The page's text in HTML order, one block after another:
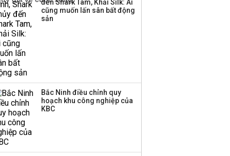
Thị trường thường
đến Shark Tam, Khải Silk: Ai
cũng muốn lấn sân bất động
sản
Bắc Ninh điều chỉnh quy
hoạch khu công nghiệp của
KBC